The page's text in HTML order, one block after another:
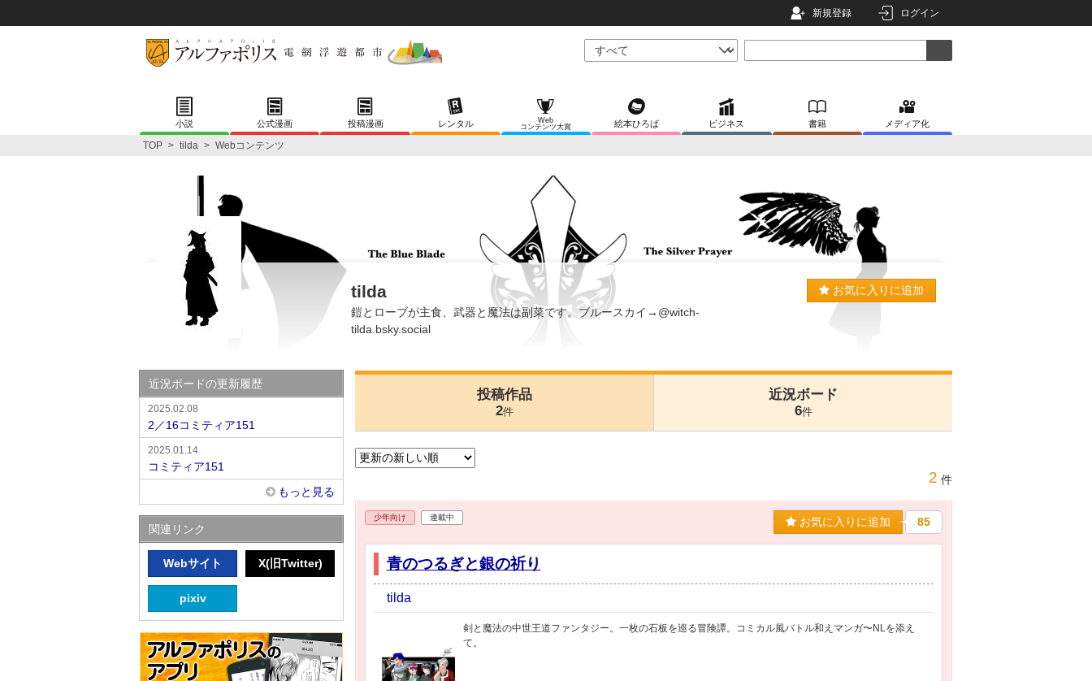
新規登録 ログイン
小説 公式漫画 投稿漫画 レンタル
Web
コンテンツ大賞
絵本ひろば ビジネス 書籍 メディア化
TOP > tilda > Webコンテンツ
tilda
鎧とローブが主食、武器と魔法は副菜です。ブルースカイ→@witch-
tilda.bsky.social
お気に入りに追加
投稿作品
2件
近況ボード
6件
2 件
少年向け 連載中 お気に入りに追加 85
青のつるぎと銀の祈り
tilda
剣と魔法の中世王道ファンタジー。一枚の石板を巡る冒険譚。コミカル風バトル和えマンガ〜NLを添え
て。
近況ボードの更新履歴
2025.02.08
2／16コミティア151
2025.01.14
コミティア151
もっと見る
関連リンク
Webサイト X(旧Twitter)
pixiv